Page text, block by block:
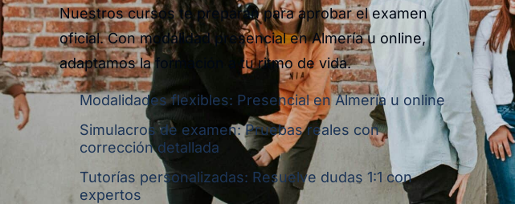
Nuestros cursos te preparan para aprobar el examen
oficial. Con modalidad presencial en Almería u online,
adaptamos la formación a tu ritmo de vida.
Modalidades flexibles: Presencial en Almería u online
Simulacros de examen: Pruebas reales con
corrección detallada
Tutorías personalizadas: Resuelve dudas 1:1 con
expertos